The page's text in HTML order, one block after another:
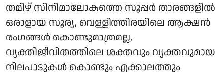
തമിഴ് സിനിമാലോകത്തെ സൂപ്പർ താരങ്ങളിൽ
ഒരാളായ സൂര്യ, വെള്ളിത്തിരയിലെ ആക്ഷൻ
രംഗങ്ങൾ കൊണ്ടുമാത്രമല്ല,
വ്യക്തിജീവിതത്തിലെ ശക്തവും വ്യക്തവുമായ
നിലപാടുകൾ കൊണ്ടും എക്കാലത്തും